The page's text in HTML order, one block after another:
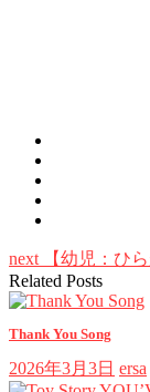
next 【幼児：ひ
Related Posts
Thank You Song
2026年3月3日 ersa